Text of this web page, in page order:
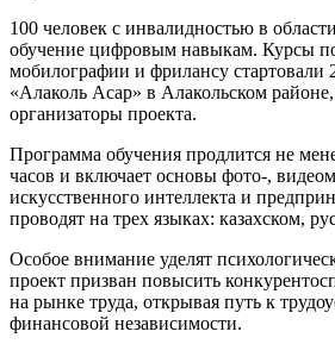
100 человек с инвалидностью в
обучение цифровым навыкам. Курсы
мобилографии и фрилансу стартовали
«Алаколь Асар» в Алакольском
организаторы проекта.
Программа обучения продлится не
часов и включает основы фото-,
искусственного интеллекта и
проводят на трех языках: казахском,
Особое внимание уделят
проект призван повысить
на рынке труда, открывая путь к
финансовой независимости.